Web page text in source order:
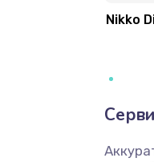
Nikko